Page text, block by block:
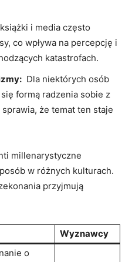
książki i media⁤ często
co wpływa⁤ na percepcję​ i
katastrofach.
‍ Dla niektórych osób
formą radzenia sobie ⁢z
że⁢ temat ‌ten staje
​millenarystyczne
w⁣ różnych ‍kulturach.
przyjmują
Wyznawcy
o